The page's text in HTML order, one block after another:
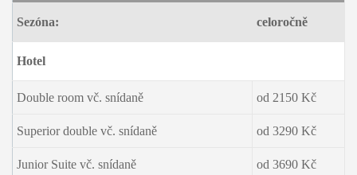
Sezóna: celoročně
Hotel
Double room vč. snídaně od 2150 Kč
Superior double vč. snídaně od 3290 Kč
Junior Suite vč. snídaně od 3690 Kč